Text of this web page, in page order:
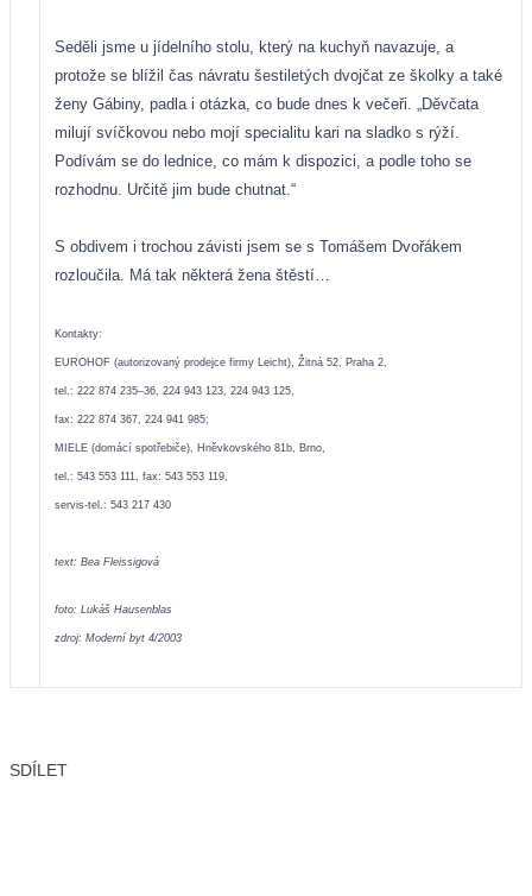
Seděli jsme u jídelního stolu, který na kuchyň navazuje, a
protože se blížil čas návratu šestiletých dvojčat ze školky a také
ženy Gábiny, padla i otázka, co bude dnes k večeři. „Děvčata
milují svíčkovou nebo mojí specialitu kari na sladko s rýží.
Podívám se do lednice, co mám k dispozici, a podle toho se
rozhodnu. Určitě jim bude chutnat.“
S obdivem i trochou závisti jsem se s Tomášem Dvořákem
rozloučila. Má tak některá žena štěstí…
Kontakty:
EUROHOF (autorizovaný prodejce firmy Leicht), Žitná 52, Praha 2,
tel.: 222 874 235–36, 224 943 123, 224 943 125,
fax: 222 874 367, 224 941 985;
MIELE (domácí spotřebiče), Hněvkovského 81b, Brno,
tel.: 543 553 111, fax: 543 553 119,
servis-tel.: 543 217 430
text: Bea Fleissigová
foto: Lukáš Hausenblas
zdroj: Moderní byt 4/2003
SDÍLET